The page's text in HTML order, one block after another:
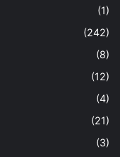
(1)
(242)
(8)
(12)
(4)
(21)
(3)